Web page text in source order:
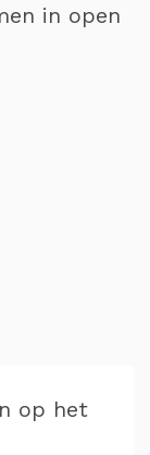
in open
op het